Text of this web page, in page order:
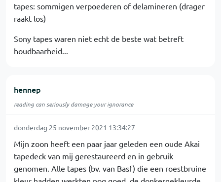
tapes: sommigen verpoederen of delamineren (drager
raakt los)
Sony tapes waren niet echt de beste wat betreft
houdbaarheid...
hennep
reading can seriously damage your ignorance
donderdag 25 november 2021 13:34:27
Mijn zoon heeft een paar jaar geleden een oude Akai
tapedeck van mij gerestaureerd en in gebruik
genomen. Alle tapes (bv. van Basf) die een roestbruine